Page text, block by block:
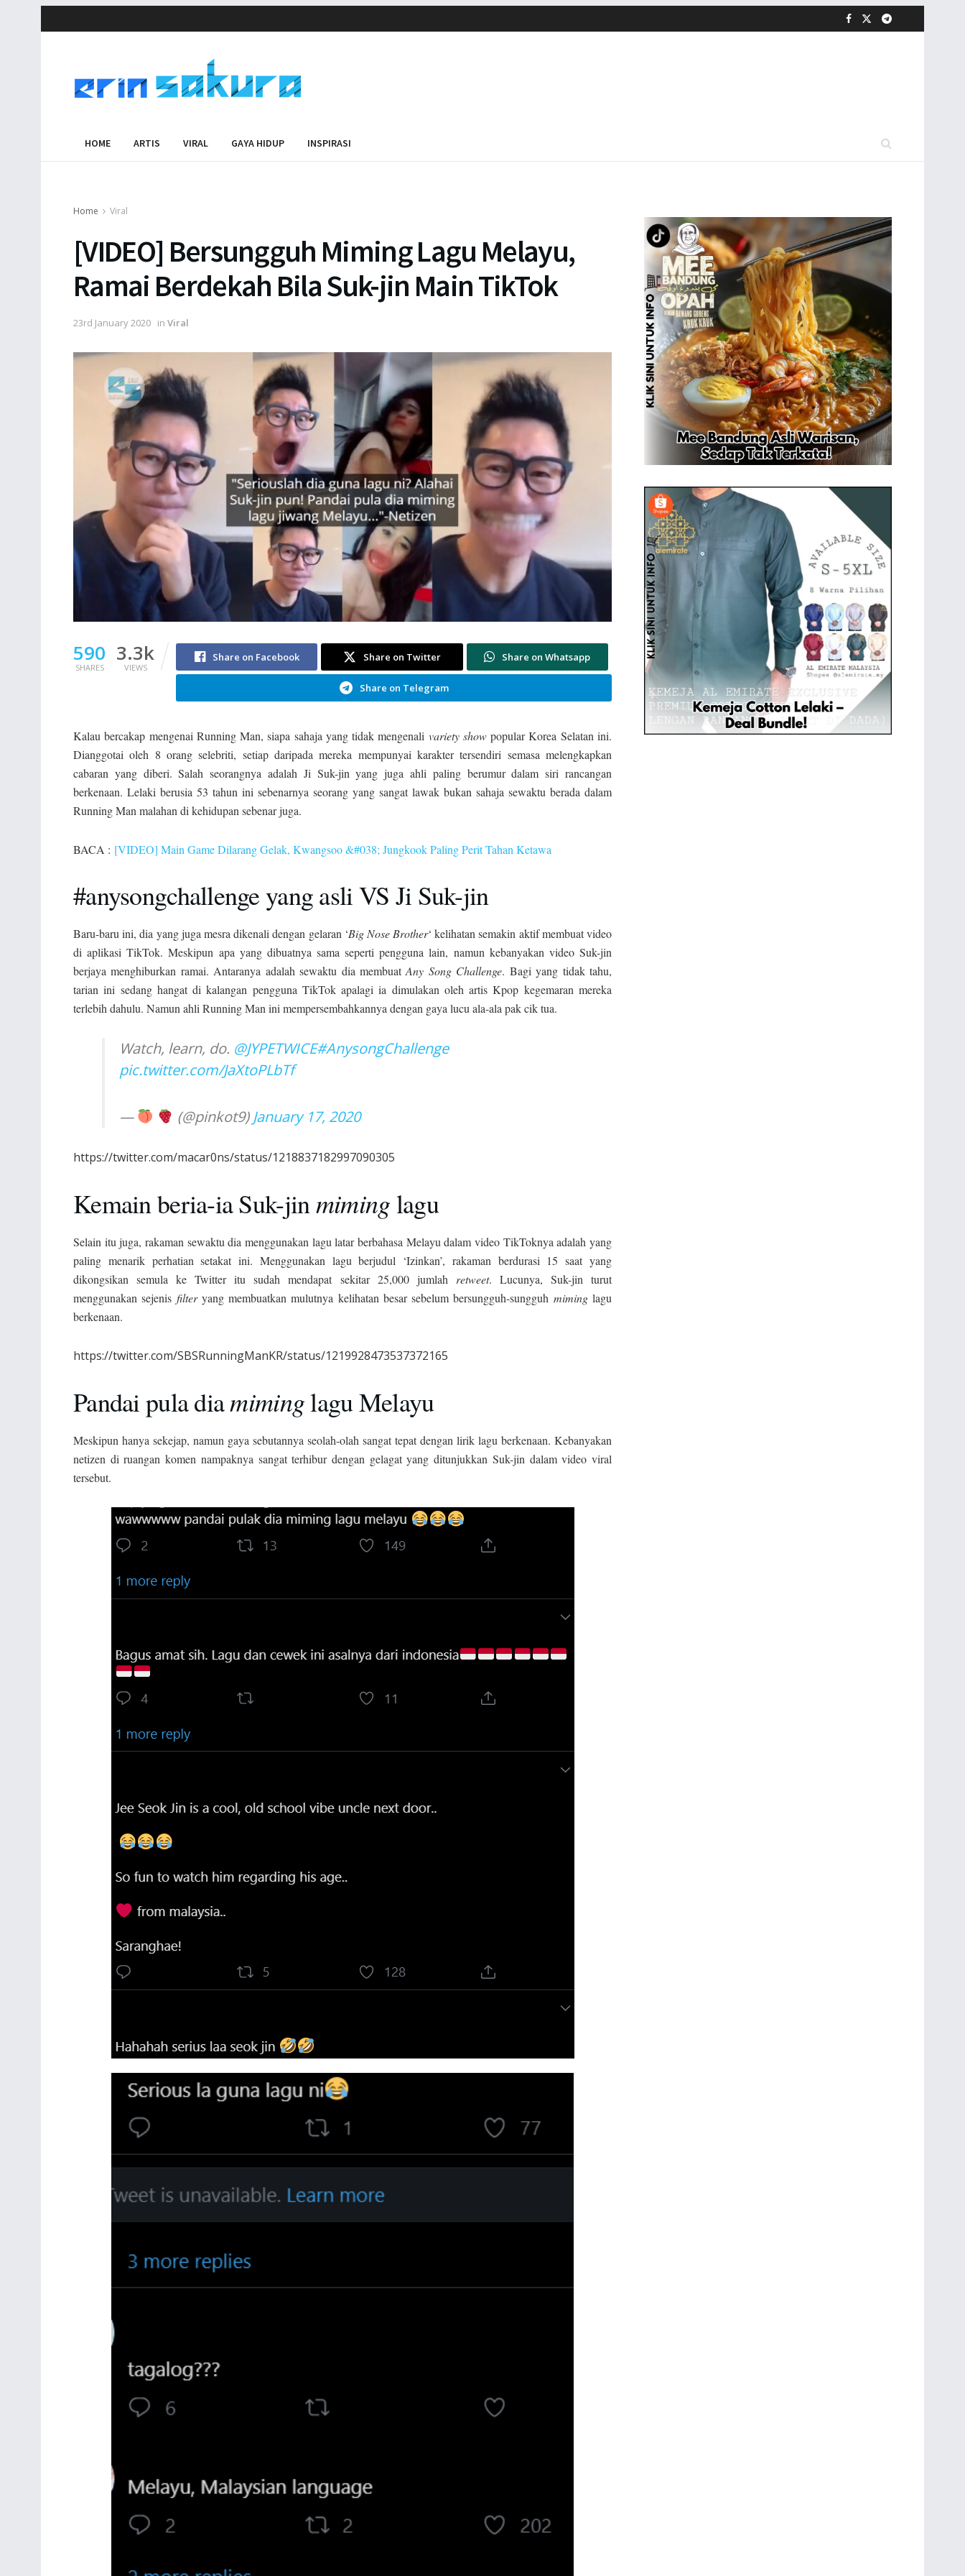
HOME ARTIS VIRAL GAYA HIDUP INSPIRASI
Home Viral
[VIDEO] Bersungguh Miming Lagu Melayu,
Ramai Berdekah Bila Suk-jin Main TikTok
23rd January 2020 in Viral
590
SHARES
3.3k
VIEWS
Share on Facebook Share on Twitter Share on Whatsapp
Share on Telegram
Kalau bercakap mengenai Running Man, siapa sahaja yang tidak mengenali variety showpopular Korea Selatan ini.
Dianggotai oleh 8 orang selebriti, setiap daripada mereka mempunyai karakter tersendiri semasa melengkapkan
cabaran yang diberi. Salah seorangnya adalah Ji Suk-jin yang juga ahli paling berumur dalam siri rancangan
berkenaan. Lelaki berusia 53 tahun ini sebenarnya seorang yang sangat lawak bukan sahaja sewaktu berada dalam
Running Man malahan di kehidupan sebenar juga.
BACA : [VIDEO] Main Game Dilarang Gelak, Kwangsoo &#038; Jungkook Paling Perit Tahan Ketawa
#anysongchallenge yang asli VS Ji Suk-jin
Baru-baru ini, dia yang juga mesra dikenali dengan gelaran ‘Big Nose Brother‘ kelihatan semakin aktif membuat video
di aplikasi TikTok. Meskipun apa yang dibuatnya sama seperti pengguna lain, namun kebanyakan video Suk-jin
berjaya menghiburkan ramai. Antaranya adalah sewaktu dia membuatAny Song Challenge. Bagi yang tidak tahu,
tarian ini sedang hangat di kalangan pengguna TikTok apalagi ia dimulakan oleh artis Kpop kegemaran mereka
terlebih dahulu. Namun ahli Running Man ini mempersembahkannya dengan gaya lucu ala-ala pak cik tua.
Watch, learn, do. @JYPETWICE#AnysongChallenge
pic.twitter.com/JaXtoPLbTf
— (@pinkot9) January 17, 2020
https://twitter.com/macar0ns/status/1218837182997090305
Kemain beria-ia Suk-jinmiminglagu
Selain itu juga, rakaman sewaktu dia menggunakan lagu latar berbahasa Melayu dalam video TikToknya adalah yang
paling menarik perhatian setakat ini. Menggunakan lagu berjudul ‘Izinkan’, rakaman berdurasi 15 saat yang
dikongsikan semula ke Twitter itu sudah mendapat sekitar 25,000 jumlah retweet. Lucunya, Suk-jin turut
menggunakan sejenis filteryang membuatkan mulutnya kelihatan besar sebelum bersungguh-sungguh miminglagu
berkenaan.
https://twitter.com/SBSRunningManKR/status/1219928473537372165
Pandai pula diamiminglagu Melayu
Meskipun hanya sekejap, namun gaya sebutannya seolah-olah sangat tepat dengan lirik lagu berkenaan. Kebanyakan
netizen di ruangan komen nampaknya sangat terhibur dengan gelagat yang ditunjukkan Suk-jin dalam video viral
tersebut.